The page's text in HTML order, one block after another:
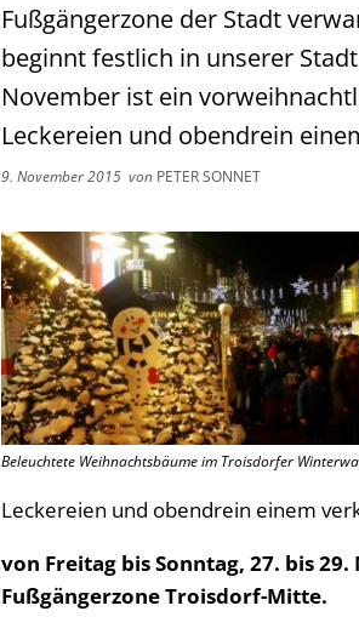
Fußgängerzone der Stadt
beginnt festlich in unserer
November ist ein
Leckereien und obendrein
9. November 2015 von PETER SONNET
Beleuchtete Weihnachtsbäume im Troisdorfer
Leckereien und obendrein einem
von Freitag bis Sonntag, 27. bis
Fußgängerzone Troisdorf-Mitte.